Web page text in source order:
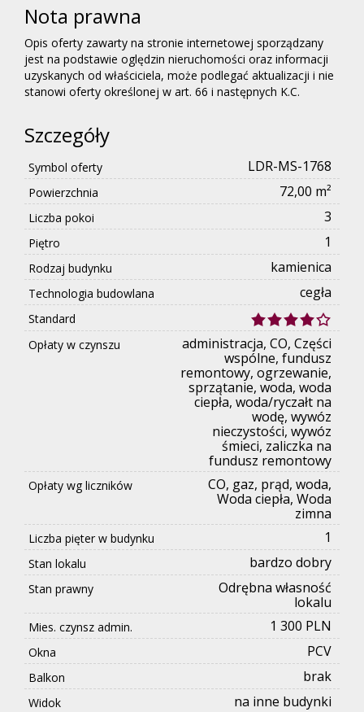
Nota prawna
Opis oferty zawarty na stronie internetowej sporządzany
jest na podstawie oględzin nieruchomości oraz informacji
uzyskanych od właściciela, może podlegać aktualizacji i nie
stanowi oferty określonej w art. 66 i następnych K.C.
Szczegóły
Symbol oferty LDR-MS-1768
Powierzchnia 72,00 m²
Liczba pokoi 3
Piętro 1
Rodzaj budynku kamienica
Technologia budowlana cegła
Standard
Opłaty w czynszu
administracja, CO, Części
wspólne, fundusz
remontowy, ogrzewanie,
sprzątanie, woda, woda
ciepła, woda/ryczałt na
wodę, wywóz
nieczystości, wywóz
śmieci, zaliczka na
fundusz remontowy
Opłaty wg liczników
CO, gaz, prąd, woda,
Woda ciepła, Woda
zimna
Liczba pięter w budynku 1
Stan lokalu bardzo dobry
Stan prawny
Odrębna własność
lokalu
Mies. czynsz admin. 1 300 PLN
Okna PCV
Balkon brak
Widok na inne budynki